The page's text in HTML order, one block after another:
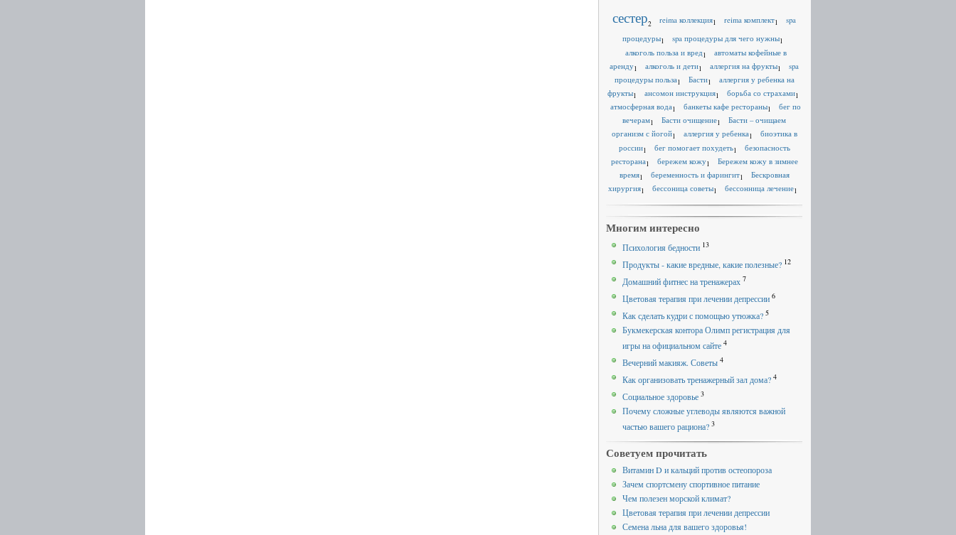
сестер2 reima коллекция1 reima комплект1
spa
процедуры1 spa процедуры для чего нужны1
алкоголь польза и вред1
автоматы кофейные в
аренду1 алкоголь и дети1 аллергия на фрукты1
spa
процедуры польза1 Басти1
аллергия у ребенка на
фрукты1 ансомон инструкция1 борьба со страхами1
атмосферная вода1 банкеты кафе рестораны1
бег по
вечерам1 Басти очищение1
Басти – очищаем
организм с йогой1 аллергия у ребенка1
биоэтика в
россии1 бег помогает похудеть1
безопасность
ресторана1 бережем кожу1
Бережем кожу в зимнее
время1 беременность и фарингит1
Бескровная
хирургия1 бессоница советы1 бессонница лечение1
Многим интересно
Психология бедности 13
Продукты - какие вредные, какие полезные? 12
Домашний фитнес на тренажерах 7
Цветовая терапия при лечении депрессии 6
Как сделать кудри с помощью утюжка? 5
Букмекерская контора Олимп регистрация для
игры на официальном сайте 4
Вечерний макияж. Советы 4
Как организовать тренажерный зал дома? 4
Социальное здоровье 3
Почему сложные углеводы являются важной
частью вашего рациона? 3
Советуем прочитать
Витамин D и кальций против остеопороза
Зачем спортсмену спортивное питание
Чем полезен морской климат?
Цветовая терапия при лечении депрессии
Семена льна для вашего здоровья!